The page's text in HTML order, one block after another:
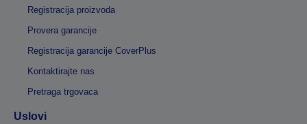
Registracija proizvoda
Provera garancije
Registracija garancije CoverPlus
Kontaktirajte nas
Pretraga trgovaca
Uslovi